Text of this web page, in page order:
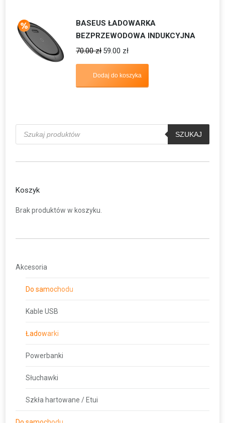
BASEUS ŁADOWARKA
BEZPRZEWODOWA INDUKCYJNA
70.00zł 59.00 zł
Dodaj do koszyka
Wyszukiwarka
produktów
SZUKAJ
Koszyk
Brak produktów w koszyku.
Akcesoria
Do samochodu
Kable USB
Ładowarki
Powerbanki
Słuchawki
Szkła hartowane / Etui